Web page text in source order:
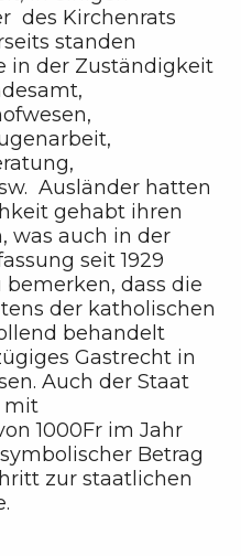
des Kirchenrats
standen
in der Zuständigkeit
Ausländer hatten
gehabt ihren
was auch in der
seit 1929
dass die
der katholischen
behandelt
Gastrecht in
Auch der Staat
mit
1000Fr im Jahr
Betrag
zur staatlichen